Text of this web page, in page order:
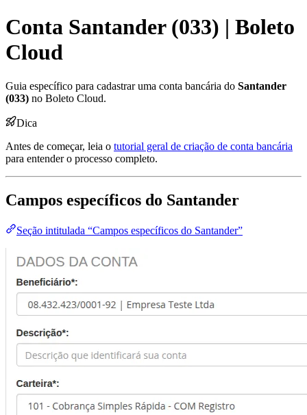
Conta Santander (033) | Boleto
Cloud
Guia específico para cadastrar uma conta bancária do Santander
(033) no Boleto Cloud.
Dica
Antes de começar, leia o tutorial geral de criação de conta bancária
para entender o processo completo.
Campos específicos do Santander
Seção intitulada “Campos específicos do Santander”